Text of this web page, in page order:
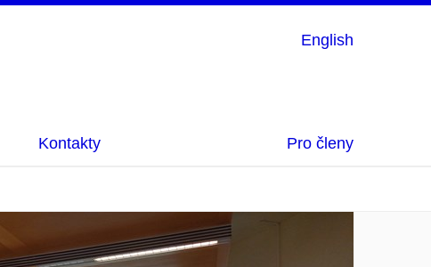
English
Kontakty Pro členy